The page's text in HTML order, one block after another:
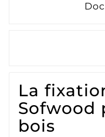
La
Sofwood
bois